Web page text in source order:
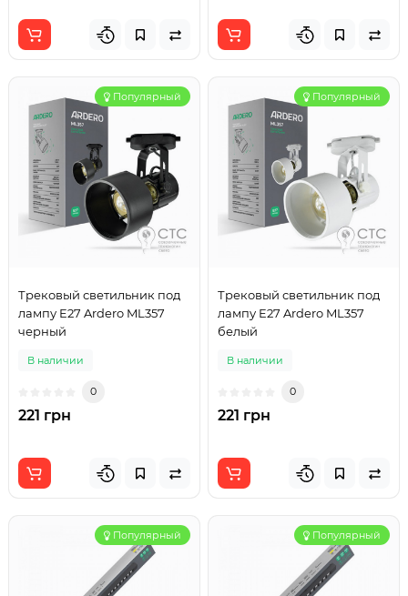
Популярный
Трековый светильник под
лампу E27 Ardero ML357
черный
В наличии
0
221 грн
Популярный
Трековый светильник под
лампу E27 Ardero ML357
белый
В наличии
0
221 грн
Популярный Популярный